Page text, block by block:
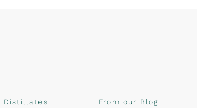
Distillates From our Blog